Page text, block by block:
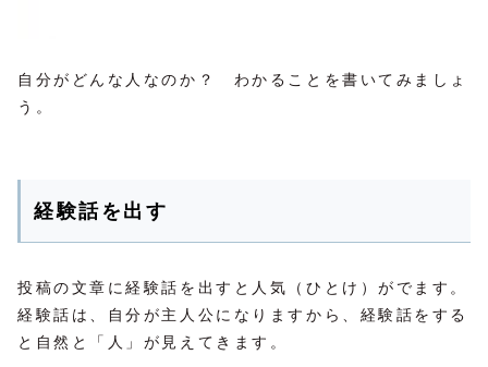
自分がどんな人なのか？ わかることを書いてみましょ
う。
経験話を出す
投稿の文章に経験話を出すと人気（ひとけ）がでます。
経験話は、自分が主人公になりますから、経験話をする
と自然と「人」が見えてきます。